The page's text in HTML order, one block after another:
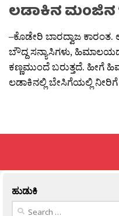
ಲಡಾಕಿನ ಮಂಜಿನ
–ಕೊಡೇರಿ ಬಾರದ್ವಾಜ
ಬೌದ್ದ ಸನ್ಯಾಸಿಗಳು, ಹಿಮಾಲಯದ
ಕಣ್ಣಮುಂದೆ ಬರುತ್ತದೆ. ಹೀಗೆ
ಲಡಾಕಿನಲ್ಲಿ ಬೇಸಿಗೆಯಲ್ಲಿ
ಹುಡುಕಿ
Search